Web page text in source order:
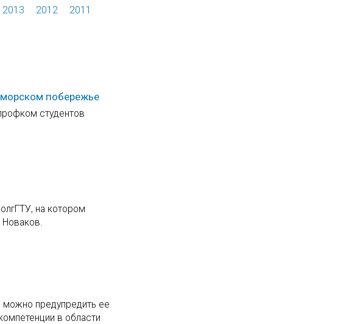
2013 2012
2011
побережье
студентов
на котором
предупредить ее
в области